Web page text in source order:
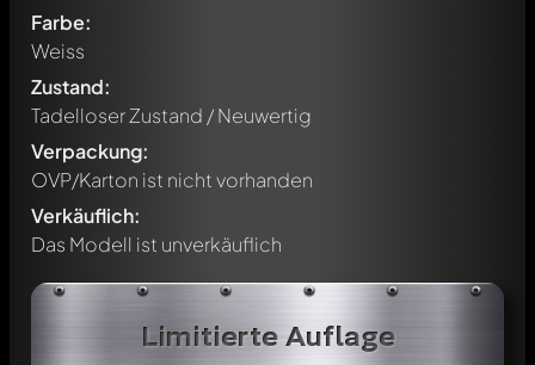
Farbe:
Weiss
Zustand:
Tadelloser Zustand / Neuwertig
Verpackung:
OVP/Karton ist nicht vorhanden
Verkäuflich:
Das Modell ist unverkäuflich
Limitierte Auflage